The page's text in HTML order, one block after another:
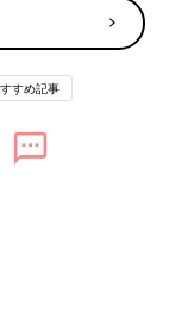
ってますね。お湯
で茶葉を煮出し
すめ記事